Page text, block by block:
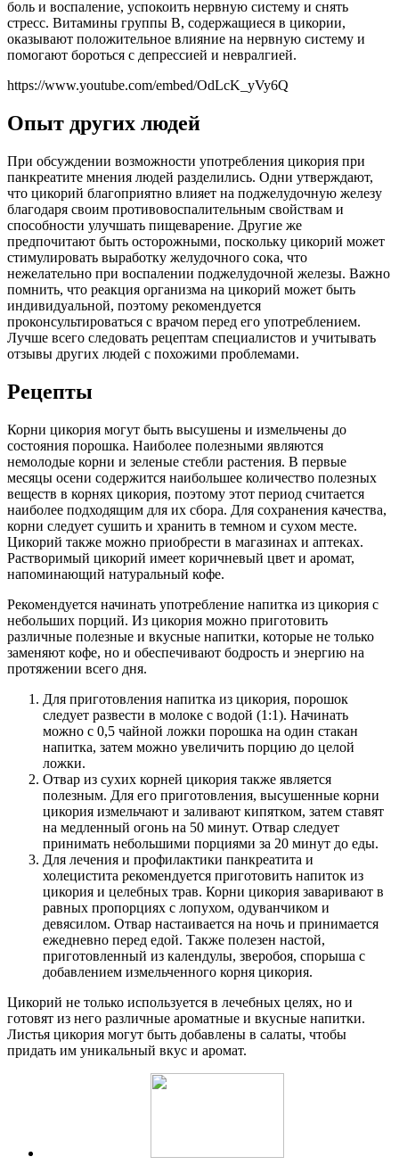
боль и воспаление, успокоить нервную систему и снять
стресс. Витамины группы B, содержащиеся в цикории,
оказывают положительное влияние на нервную систему и
помогают бороться с депрессией и невралгией.
https://www.youtube.com/embed/OdLcK_yVy6Q
Опыт других людей
При обсуждении возможности употребления цикория при
панкреатите мнения людей разделились. Одни утверждают,
что цикорий благоприятно влияет на поджелудочную железу
благодаря своим противовоспалительным свойствам и
способности улучшать пищеварение. Другие же
предпочитают быть осторожными, поскольку цикорий может
стимулировать выработку желудочного сока, что
нежелательно при воспалении поджелудочной железы. Важно
помнить, что реакция организма на цикорий может быть
индивидуальной, поэтому рекомендуется
проконсультироваться с врачом перед его употреблением.
Лучше всего следовать рецептам специалистов и учитывать
отзывы других людей с похожими проблемами.
Рецепты
Корни цикория могут быть высушены и измельчены до
состояния порошка. Наиболее полезными являются
немолодые корни и зеленые стебли растения. В первые
месяцы осени содержится наибольшее количество полезных
веществ в корнях цикория, поэтому этот период считается
наиболее подходящим для их сбора. Для сохранения качества,
корни следует сушить и хранить в темном и сухом месте.
Цикорий также можно приобрести в магазинах и аптеках.
Растворимый цикорий имеет коричневый цвет и аромат,
напоминающий натуральный кофе.
Рекомендуется начинать употребление напитка из цикория с
небольших порций. Из цикория можно приготовить
различные полезные и вкусные напитки, которые не только
заменяют кофе, но и обеспечивают бодрость и энергию на
протяжении всего дня.
Для приготовления напитка из цикория, порошок
следует развести в молоке с водой (1:1). Начинать
можно с 0,5 чайной ложки порошка на один стакан
напитка, затем можно увеличить порцию до целой
ложки.
Отвар из сухих корней цикория также является
полезным. Для его приготовления, высушенные корни
цикория измельчают и заливают кипятком, затем ставят
на медленный огонь на 50 минут. Отвар следует
принимать небольшими порциями за 20 минут до еды.
Для лечения и профилактики панкреатита и
холецистита рекомендуется приготовить напиток из
цикория и целебных трав. Корни цикория заваривают в
равных пропорциях с лопухом, одуванчиком и
девясилом. Отвар настаивается на ночь и принимается
ежедневно перед едой. Также полезен настой,
приготовленный из календулы, зверобоя, спорыша с
добавлением измельченного корня цикория.
Цикорий не только используется в лечебных целях, но и
готовят из него различные ароматные и вкусные напитки.
Листья цикория могут быть добавлены в салаты, чтобы
придать им уникальный вкус и аромат.